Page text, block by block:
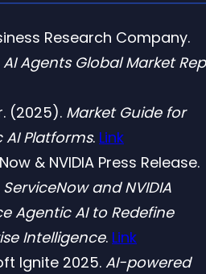
Research Company.
AI Agents Global Market
(2025). Market Guide for
AI Platforms. Link
& NVIDIA Press Release.
ServiceNow and NVIDIA
Agentic AI to Redefine
Intelligence. Link
Ignite 2025. AI-powered